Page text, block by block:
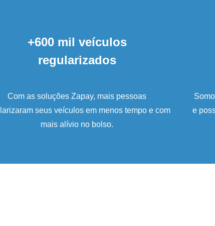
+600 mil veículos
regularizados
Com as soluções Zapay, mais pessoas
seus veículos em menos tempo e com
mais alívio no bolso.
e